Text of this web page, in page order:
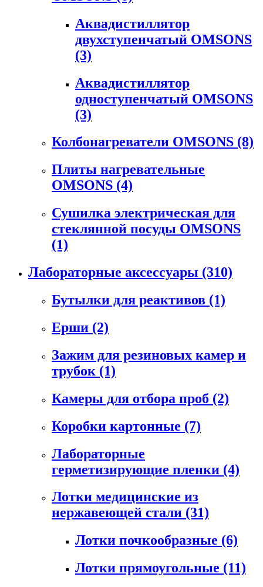
Аквадистиллятор
двухступенчатый OMSONS
(3)
Аквадистиллятор
одноступенчатый OMSONS
(3)
Колбонагреватели OMSONS (8)
Плиты нагревательные
OMSONS (4)
Сушилка электрическая для
стеклянной посуды OMSONS
(1)
Лабораторные аксессуары (310)
Бутылки для реактивов (1)
Ерши (2)
Зажим для резиновых камер и
трубок (1)
Камеры для отбора проб (2)
Коробки картонные (7)
Лабораторные
герметизирующие пленки (4)
Лотки медицинские из
нержавеющей стали (31)
Лотки почкообразные (6)
Лотки прямоугольные (11)